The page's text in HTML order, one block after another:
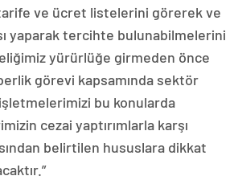
ve ücret listelerini görerek ve
yaparak tercihte bulunabilmelerini
yürürlüğe girmeden önce
görevi kapsamında sektör
bu konularda
cezai yaptırımlarla karşı
belirtilen hususlara dikkat